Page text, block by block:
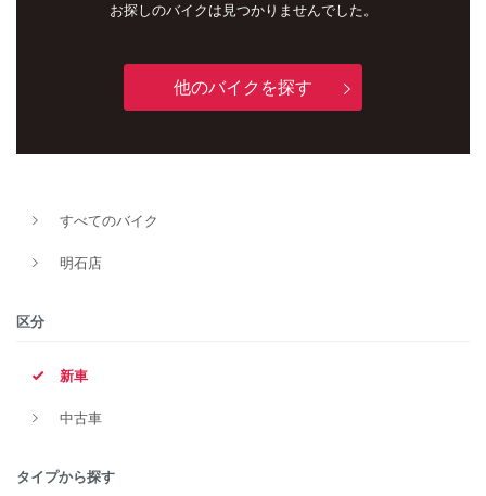
お探しのバイクは見つかりませんでした。
他のバイクを探す
すべてのバイク
明石店
区分
新車
中古車
タイプから探す
メーカー
排気量